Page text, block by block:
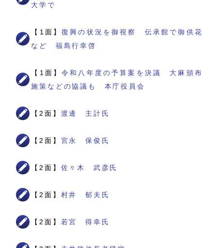
大学で
【1面】復興の状況を御視察 伝承館で御供花
など 福島行幸啓
【1面】令和八年度の予算案を決議 大麻頒布
施策などの協議も 本庁役員会
【2面】 渡邊 主計氏
【2面】 宮永 保俊氏
【2面】 佐々木 武彦氏
【2面】 村井 郁夫氏
【2面】 若宮 得幸氏